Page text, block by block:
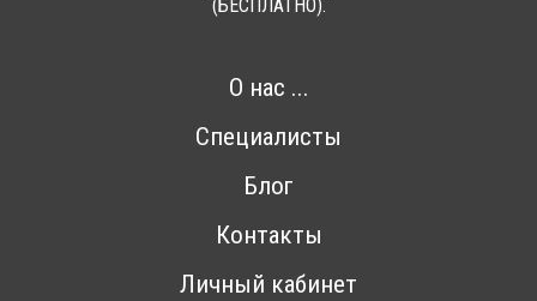
(БЕСПЛАТНО).
О нас ...
Специалисты
Блог
Контакты
Личный кабинет